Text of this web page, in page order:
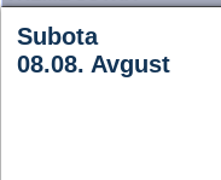
Subota
08.08. Avgust